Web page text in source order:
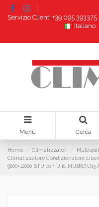
Servizio Clienti +39 095
Italiano
Menu Cerca
Home Climatizzatori Multisplit
Climatizzatore Condizionatore
9000+12000 BTU con U.E. MU2R17.U13